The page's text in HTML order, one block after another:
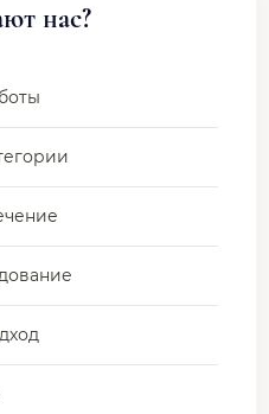
нас?